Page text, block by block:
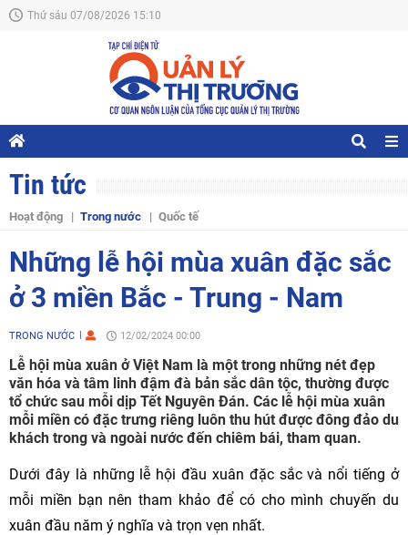
Thứ sáu 07/08/2026 15:10
Tin tức
Hoạt động Trong nước Quốc tế
Những lễ hội mùa xuân đặc sắc
ở 3 miền Bắc - Trung - Nam
TRONG NƯỚC 12/02/2024 00:00
Lễ hội mùa xuân ở Việt Nam là một trong những nét đẹp
văn hóa và tâm linh đậm đà bản sắc dân tộc, thường được
tổ chức sau mỗi dịp Tết Nguyên Đán. Các lễ hội mùa xuân
mỗi miền có đặc trưng riêng luôn thu hút được đông đảo du
khách trong và ngoài nước đến chiêm bái, tham quan.
Dưới đây là những lễ hội đầu xuân đặc sắc và nổi tiếng ở
mỗi miền bạn nên tham khảo để có cho mình chuyến du
xuân đầu năm ý nghĩa và trọn vẹn nhất.